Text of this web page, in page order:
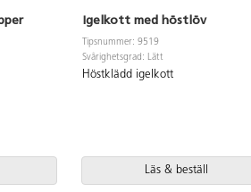
Igelkott med höstlöv
Tipsnummer: 9519
Svårighetsgrad: Lätt
Höstklädd igelkott
Läs & beställ